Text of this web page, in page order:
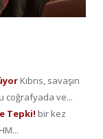
Kıbrıs, savaşın
coğrafyada ve...
Tepki! bir kez